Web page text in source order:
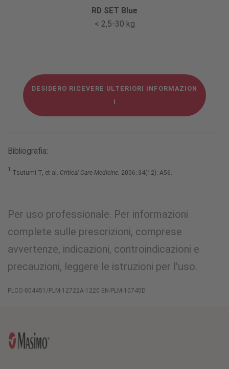
RD SET Blue
< 2,5-30 kg
DESIDERO RICEVERE ULTERIORI INFORMAZION
I
Bibliografia:
1.Tsutumi T, et al. Critical Care Medicine. 2006; 34(12): A56.
Per uso professionale. Per informazioni
complete sulle prescrizioni, comprese
avvertenze, indicazioni, controindicazioni e
precauzioni, leggere le istruzioni per l'uso.
PLCO-004451/PLM-12722A-1220 EN-PLM-10745D